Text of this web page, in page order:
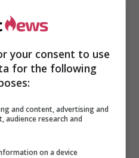
e la
your consent to use
for the following
and content, advertising and
audience research and
on a device